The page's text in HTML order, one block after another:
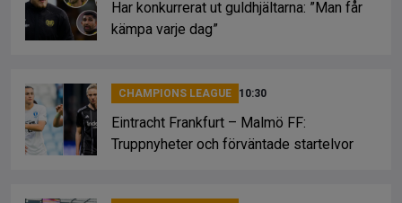
Har konkurrerat ut guldhjältarna: ”Man får
kämpa varje dag”
CHAMPIONS LEAGUE 10:30
Eintracht Frankfurt – Malmö FF:
Truppnyheter och förväntade startelvor